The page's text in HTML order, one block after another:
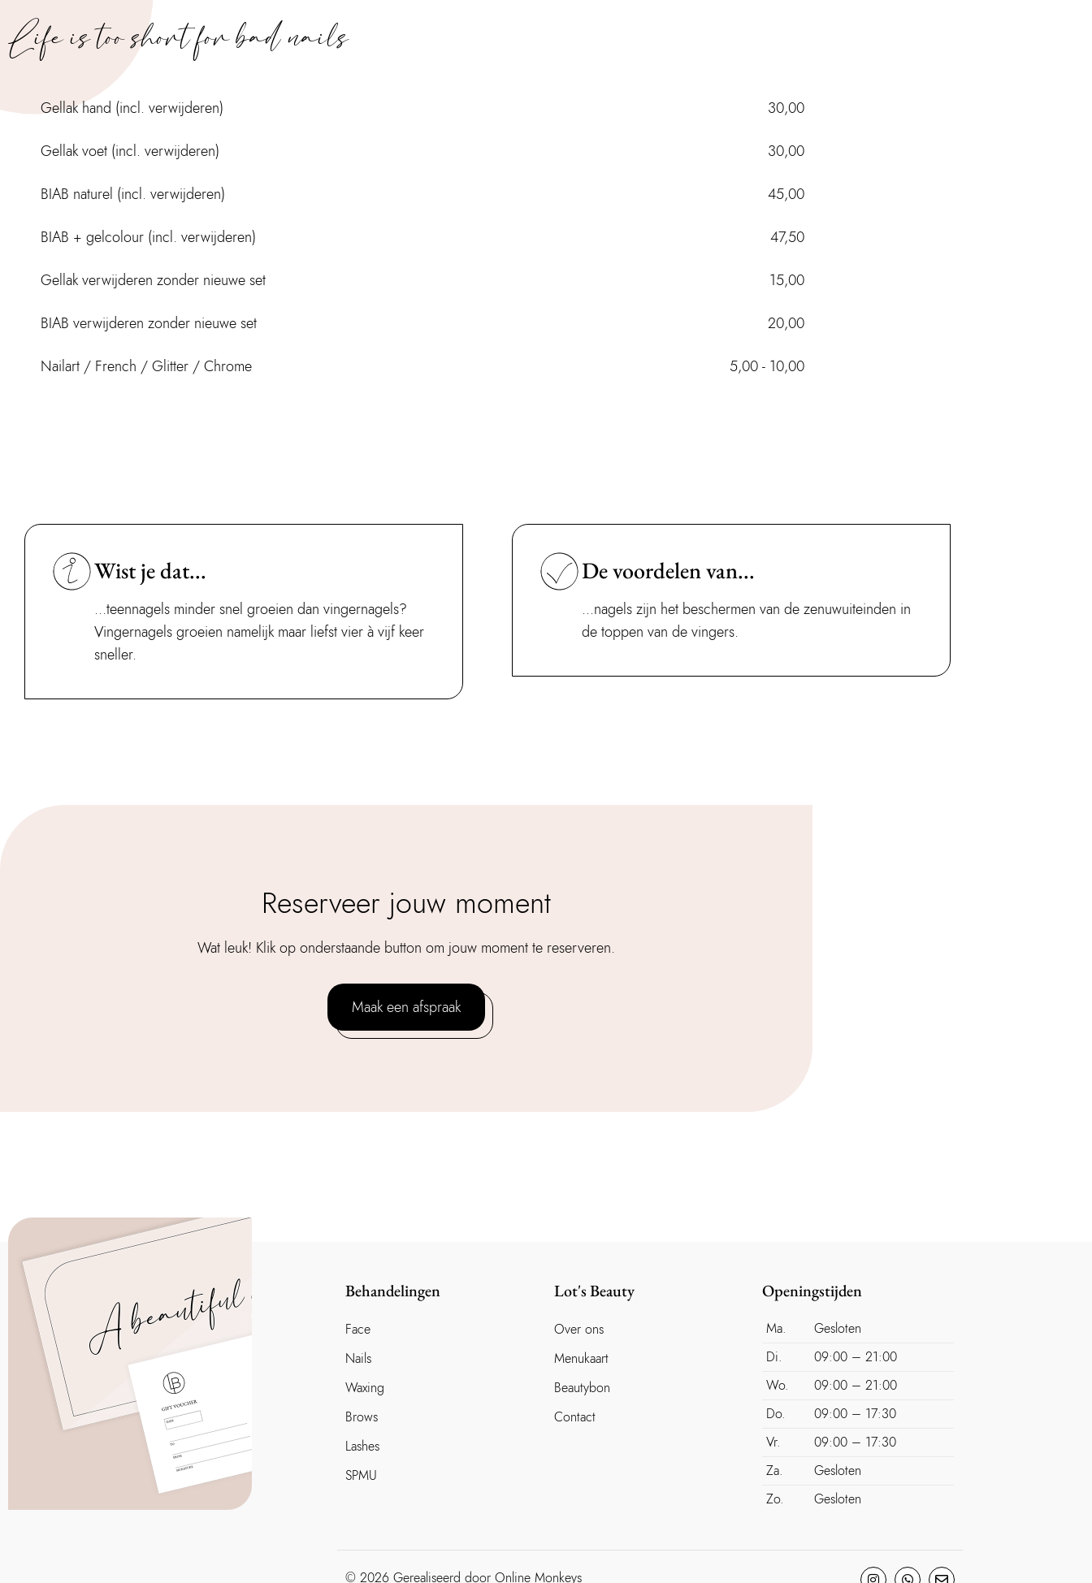
Life is too short for bad nails
Gellak hand (incl. verwijderen) 30,00
Gellak voet (incl. verwijderen) 30,00
BIAB naturel (incl. verwijderen) 45,00
BIAB + gelcolour (incl. verwijderen) 47,50
Gellak verwijderen zonder nieuwe set 15,00
BIAB verwijderen zonder nieuwe set 20,00
Nailart / French / Glitter / Chrome 5,00 - 10,00
Wist je dat...
...teennagels minder snel groeien dan vingernagels?
Vingernagels groeien namelijk maar liefst vier à vijf keer
sneller.
De voordelen van...
...nagels zijn het beschermen van de zenuwuiteinden in
de toppen van de vingers.
Reserveer jouw moment
Wat leuk! Klik op onderstaande button om jouw moment te reserveren.
Maak een afspraak
Behandelingen
Face
Nails
Waxing
Brows
Lashes
SPMU
Lot's Beauty
Over ons
Menukaart
Beautybon
Contact
Openingstijden
Ma.
Gesloten
Di.
09:00 – 21:00
Wo.
09:00 – 21:00
Do.
09:00 – 17:30
Vr.
09:00 – 17:30
Za.
Gesloten
Zo.
Gesloten
© 2026 Gerealiseerd door Online Monkeys